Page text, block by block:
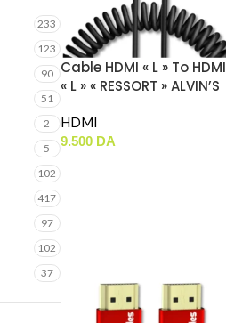
Câbles Video
233
123
90
51
2
5
102
417
97
102
37
Cable HDMI « L » To HDMI
« L » « RESSORT » ALVIN’S
CABLES (8K 2.1)
HDMI
9.500 DA